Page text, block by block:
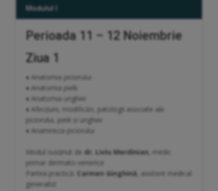
Modulul I
Perioada 11 – 12 Noiembrie
Ziua 1
♦ Anatomia piciorului
♦ Anatomia pielii
♦ Anatomia unghiei
♦ Afecțiuni, modificări, patologii asociate ale
piciorului, pielii și unghiei
♦ Anamneza piciorului
Modul susținut de dr. Liviu Merdinian , medic
primar dermato-venerice
Partea practică:
Carmen Ginghină , asistent medical
generalist